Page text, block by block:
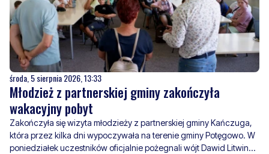
środa, 5 sierpnia 2026, 13:33
Młodzież z partnerskiej gminy zakończyła
wakacyjny pobyt
Zakończyła się wizyta młodzieży z partnerskiej gminy Kańczuga,
która przez kilka dni wypoczywała na terenie gminy Potęgowo. W
poniedziałek uczestników oficjalnie pożegnali wójt Dawid Litwin